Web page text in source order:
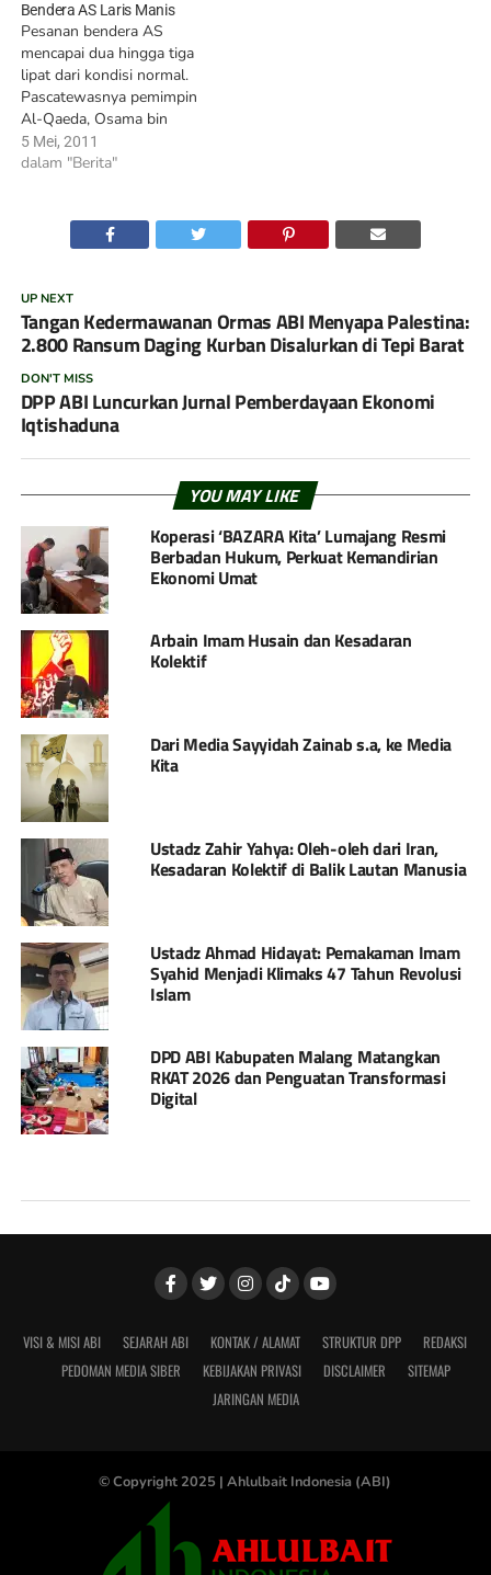
Bendera AS Laris Manis
Pesanan bendera AS
mencapai dua hingga tiga
lipat dari kondisi normal.
Pascatewasnya pemimpin
Al-Qaeda, Osama bin
Laden, bisnis baru memang
bermunculan di Amerika
dan sejumlah pernik Osama
bin Laden, bisnis penjualan
"Kami mendapat beberapa
pesanan cukup lumayan,"
kata Bob…
5 Mei, 2011
dalam "Berita"
UP NEXT
Tangan Kedermawanan Ormas ABI Menyapa Palestina:
2.800 Ransum Daging Kurban Disalurkan di Tepi Barat
DON'T MISS
DPP ABI Luncurkan Jurnal Pemberdayaan Ekonomi
Iqtishaduna
YOU MAY LIKE
Koperasi ‘BAZARA Kita’ Lumajang Resmi
Berbadan Hukum, Perkuat Kemandirian
Ekonomi Umat
Arbain Imam Husain dan Kesadaran
Kolektif
Dari Media Sayyidah Zainab s.a, ke Media
Kita
Ustadz Zahir Yahya: Oleh-oleh dari Iran,
Kesadaran Kolektif di Balik Lautan Manusia
Ustadz Ahmad Hidayat: Pemakaman Imam
Syahid Menjadi Klimaks 47 Tahun Revolusi
Islam
DPD ABI Kabupaten Malang Matangkan
RKAT 2026 dan Penguatan Transformasi
Digital
VISI & MISI ABI SEJARAH ABI KONTAK / ALAMAT STRUKTUR DPP
REDAKSI
PEDOMAN MEDIA SIBER
KEBIJAKAN PRIVASI DISCLAIMER
SITEMAP
JARINGAN MEDIA
© Copyright 2025 | Ahlulbait Indonesia (ABI)